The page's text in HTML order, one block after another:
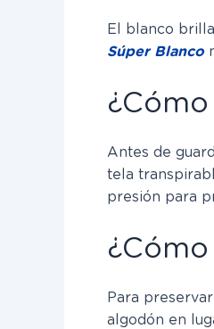
El blanco
Súper Blanco
Antes de
tela
presión para
Para
algodón en